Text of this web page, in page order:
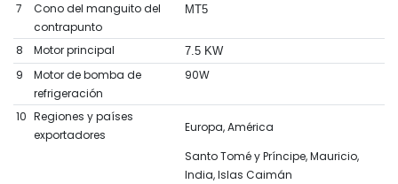
7
Cono del manguito del
contrapunto
MT5
8 Motor principal 7.5 KW
9
Motor de bomba de
refrigeración
90W
10 Regiones y países
exportadores
Europa, América
Santo Tomé y Príncipe, Mauricio,
India, Islas Caimán